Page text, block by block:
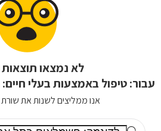
לא נמצאו
עבור: טיפול באמצעות בעלי חיים: זמין
אנו ממליצים לשנות את